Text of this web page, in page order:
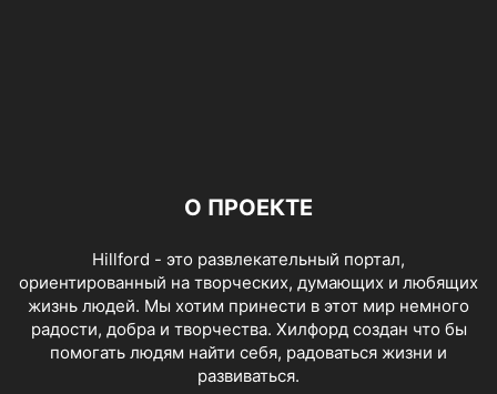
О ПРОЕКТЕ
Hillford - это развлекательный портал,
ориентированный на творческих, думающих и любящих
жизнь людей. Мы хотим принести в этот мир немного
радости, добра и творчества. Хилфорд создан что бы
помогать людям найти себя, радоваться жизни и
развиваться.